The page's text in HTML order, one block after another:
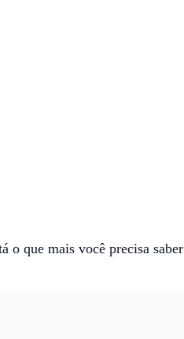
que mais você precisa